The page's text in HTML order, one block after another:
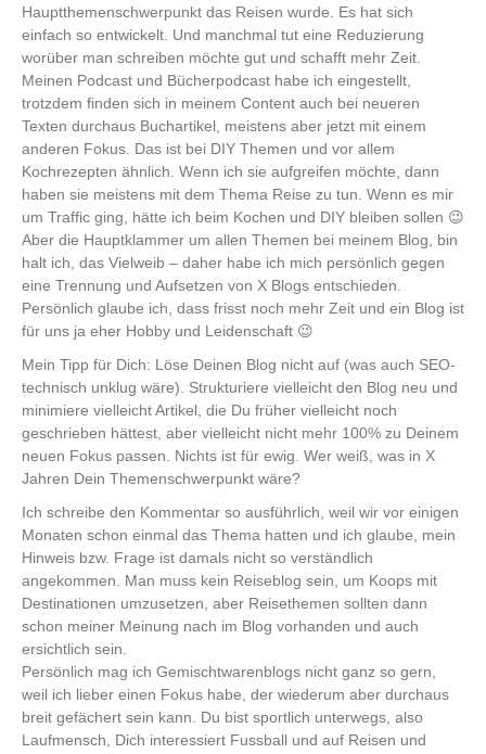
Hauptthemenschwerpunkt das Reisen wurde. Es hat sich
einfach so entwickelt. Und manchmal tut eine Reduzierung
worüber man schreiben möchte gut und schafft mehr Zeit.
Meinen Podcast und Bücherpodcast habe ich eingestellt,
trotzdem finden sich in meinem Content auch bei neueren
Texten durchaus Buchartikel, meistens aber jetzt mit einem
anderen Fokus. Das ist bei DIY Themen und vor allem
Kochrezepten ähnlich. Wenn ich sie aufgreifen möchte, dann
haben sie meistens mit dem Thema Reise zu tun. Wenn es mir
um Traffic ging, hätte ich beim Kochen und DIY bleiben sollen 😉
Aber die Hauptklammer um allen Themen bei meinem Blog, bin
halt ich, das Vielweib – daher habe ich mich persönlich gegen
eine Trennung und Aufsetzen von X Blogs entschieden.
Persönlich glaube ich, dass frisst noch mehr Zeit und ein Blog ist
für uns ja eher Hobby und Leidenschaft 😉
Mein Tipp für Dich: Löse Deinen Blog nicht auf (was auch SEO-
technisch unklug wäre). Strukturiere vielleicht den Blog neu und
minimiere vielleicht Artikel, die Du früher vielleicht noch
geschrieben hättest, aber vielleicht nicht mehr 100% zu Deinem
neuen Fokus passen. Nichts ist für ewig. Wer weiß, was in X
Jahren Dein Themenschwerpunkt wäre?
Ich schreibe den Kommentar so ausführlich, weil wir vor einigen
Monaten schon einmal das Thema hatten und ich glaube, mein
Hinweis bzw. Frage ist damals nicht so verständlich
angekommen. Man muss kein Reiseblog sein, um Koops mit
Destinationen umzusetzen, aber Reisethemen sollten dann
schon meiner Meinung nach im Blog vorhanden und auch
ersichtlich sein.
Persönlich mag ich Gemischtwarenblogs nicht ganz so gern,
weil ich lieber einen Fokus habe, der wiederum aber durchaus
breit gefächert sein kann. Du bist sportlich unterwegs, also
Laufmensch, Dich interessiert Fussball und auf Reisen und